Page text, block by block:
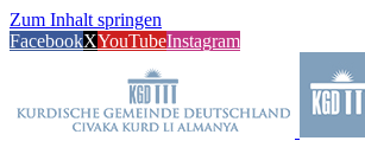
Zum Inhalt springen
FacebookXYouTubeInstagram